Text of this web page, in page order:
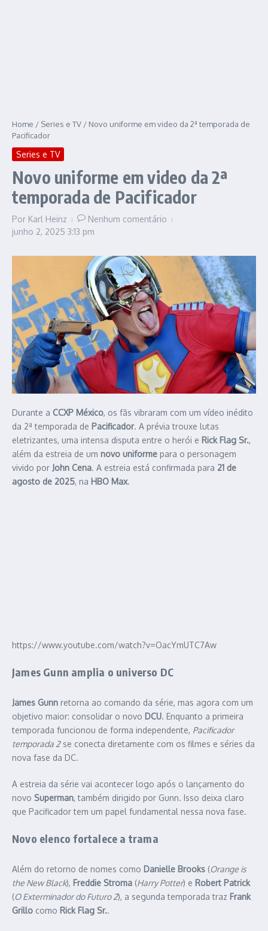
Home / Series e TV / Novo uniforme em video da 2ª temporada de
Pacificador
Series e TV
Novo uniforme em video da 2ª
temporada de Pacificador
Por Karl Heinz
Nenhum comentário
junho 2, 2025 3:13 pm
Durante a CCXP México, os fãs vibraram com um vídeo inédito
da 2ª temporada de Pacificador. A prévia trouxe lutas
eletrizantes, uma intensa disputa entre o herói e Rick Flag Sr.,
além da estreia de um novo uniforme para o personagem
vivido por John Cena. A estreia está confirmada para 21 de
agosto de 2025, na HBO Max.
https://www.youtube.com/watch?v=OacYmUTC7Aw
James Gunn amplia o universo DC
James Gunn retorna ao comando da série, mas agora com um
objetivo maior: consolidar o novo DCU. Enquanto a primeira
temporada funcionou de forma independente, Pacificador
temporada 2se conecta diretamente com os filmes e séries da
nova fase da DC.
A estreia da série vai acontecer logo após o lançamento do
novo Superman, também dirigido por Gunn. Isso deixa claro
que Pacificador tem um papel fundamental nessa nova fase.
Novo elenco fortalece a trama
Além do retorno de nomes como Danielle Brooks (Orange is
the New Black), Freddie Stroma (Harry Potter) e Robert Patrick
(O Exterminador do Futuro 2), a segunda temporada traz Frank
Grillo como Rick Flag Sr..